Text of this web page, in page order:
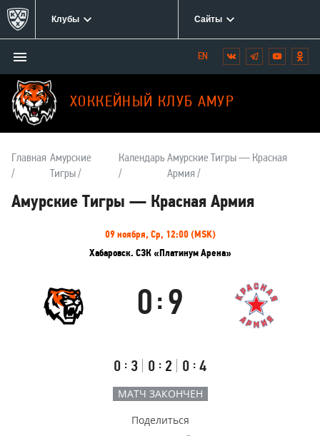
Клубы Сайты
ХОККЕЙНЫЙ КЛУБ АМУР
Открыть/
закрыть
меню
Мы
в
социальных
сетях:
Вконтакте
Telegram
YouTube
Главная Амурские
Тигры
Календарь Амурские Тигры — Красная
Армия
Амурские Тигры — Красная Армия
09 ноября, Ср, 12:00 (MSK)
Хабаровск. СЗК «Платинум Арена»
Амурские
Тигры
0 : 9
Первый
тайм
0 : 3
Второй
тайм
0 : 2
Третий
тайм
0 : 4
Красная
Армия
МАТЧ ЗАКОНЧЕН
Поделиться